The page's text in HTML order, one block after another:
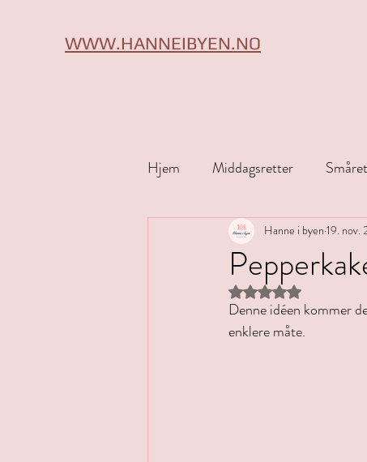
WWW.HANNEIBYEN.NO
Hjem Middagsretter
Tips & triks Halloween
Hanne i byen 19. nov.
Gitt NaN av 5 stjerner.
Denne idéen kommer
enklere måte.